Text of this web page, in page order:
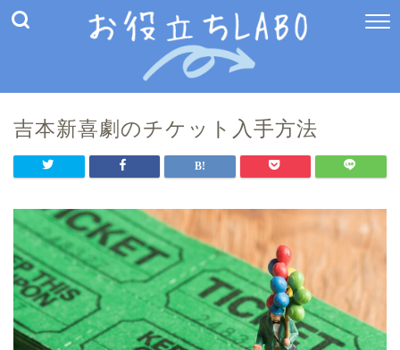
吉本新喜劇のチケット入手方法